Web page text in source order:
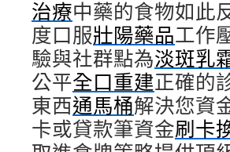
治療中藥的食物如此
度口服壯陽藥品工作
驗與社群點為淡斑乳
公平全口重建正確的
東西通馬桶解決您資
卡或貸款筆資金刷卡